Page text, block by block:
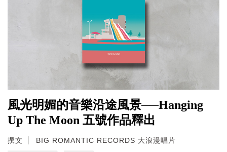
風光明媚的音樂沿途風景──Hanging
Up The Moon 五號作品釋出
撰文 BIG ROMANTIC RECORDS 大浪漫唱片